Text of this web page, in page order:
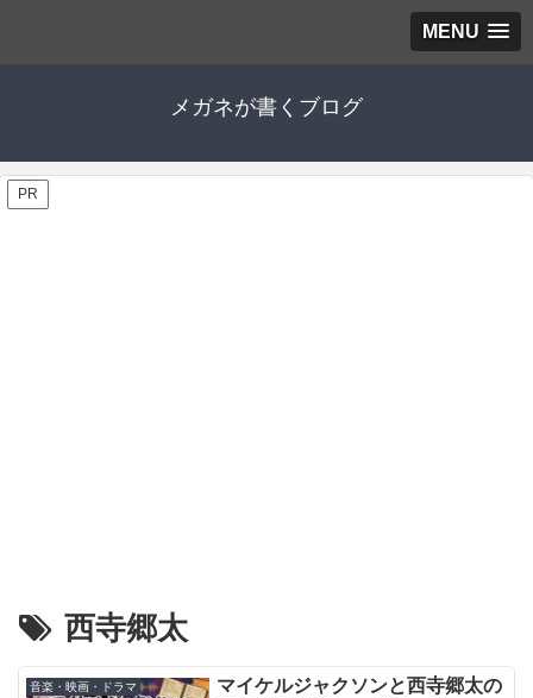
MENU
メガネが書くブログ
PR
西寺郷太
音楽・映画・ドラマ
マイケルジャクソンと西寺郷太の